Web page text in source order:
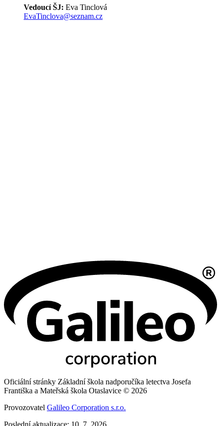
Vedoucí ŠJ: Eva Tinclová
EvaTinclova@seznam.cz
Oficiální stránky Základní škola nadporučíka letectva Josefa
Františka a Mateřská škola Otaslavice © 2026
Provozovatel Galileo Corporation s.r.o.